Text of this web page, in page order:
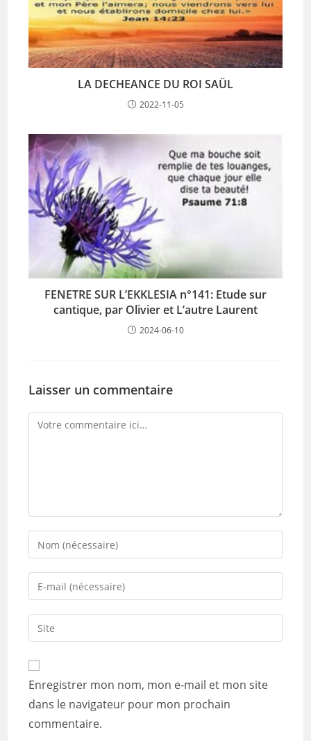
LA DECHEANCE DU ROI SAÜL
2022-11-05
FENETRE SUR L’EKKLESIA n°141: Etude sur
cantique, par Olivier et L’autre Laurent
2024-06-10
Laisser un commentaire
Comment
Enter
your
name
comment
Enter
your
email
address
comment
Saisir
l’URL
de
votre
site
(facultatif)
Enregistrer mon nom, mon e-mail et mon site
dans le navigateur pour mon prochain
commentaire.